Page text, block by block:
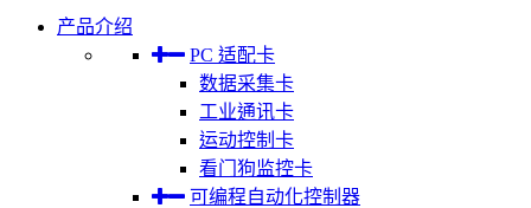
产品介绍
PC 适配卡
数据采集卡
工业通讯卡
运动控制卡
看门狗监控卡
可编程自动化控制器